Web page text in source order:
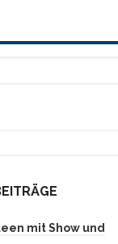
mit Show und